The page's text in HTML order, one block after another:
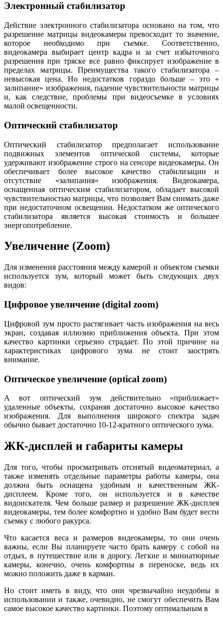
Электронный стабилизатор
Действие электронного стабилизатора основано на том, что
разрешение матрицы видеокамеры превосходит то значение,
которое необходимо при съемке. Соответственно,
видеокамера выбирает центр кадра и за счет избыточного
разрешения при тряске все равно фиксирует изображение в
пределах матрицы. Преимущества такого стабилизатора –
невысокая цена. Но недостатков гораздо больше – это «
залипание» изображения, падение чувствительности матрицы
и, как следствие, проблемы при видеосъемке в условиях
малой освещенности.
Оптический стабилизатор
Оптический стабилизатор предполагает использование
подвижных элементов оптической системы, которые
удерживают изображение строго на сенсоре видеокамеры. Он
обеспечивает более высокое качество стабилизации и
отсутствие «залипания» изображения. Видеокамера,
оснащенная оптическим стабилизатором, обладает высокой
чувствительностью матрицы, что позволяет Вам снимать даже
при недостаточном освещении. Недостатком же оптического
стабилизатора является высокая стоимость и большее
энергопотребление.
Увеличение (Zoom)
Для изменения расстояния между камерой и объектом съемки
используется зум, который может быть следующих двух
видов:
Цифровое увеличение (digital zoom)
Цифровой зум просто растягивает часть изображения на весь
экран, создавая иллюзию приближения объекта. При этом
качество картинки серьезно страдает. По этой причине на
характеристиках цифрового зума не стоит заострять
внимание.
Оптическое увеличение (optical zoom)
А вот оптический зум действительно «приближает»
удаленные объекты, сохраняя достаточно высокое качество
изображения. Для выполнения широкого спектра задач
обычно бывает достаточно 10-12-кратного оптического зума.
ЖК-дисплей и габариты камеры
Для того, чтобы просматривать отснятый видеоматериал, а
также изменять отдельные параметры работы камеры, она
должна быть оснащена удобным и качественным ЖК-
дисплеем. Кроме того, он используется и в качестве
видоискателя. Чем больше размер и разрешение ЖК-дисплея
видеокамеры, тем более комфортно и удобно Вам будет вести
съемку с любого ракурса.
Что касается веса и размеров видеокамеры, то они очень
важны, если Вы планируете часто брать камеру с собой на
отдых, в путешествие или в дорогу. Легкие и миниатюрные
камеры, конечно, очень комфортны в переноске, ведь их
можно положить даже в карман.
Но стоит иметь в виду, что они чрезвычайно неудобны в
использовании и также, очевидно, не смогут обеспечить Вам
самое высокое качество картинки. Поэтому оптимальным в